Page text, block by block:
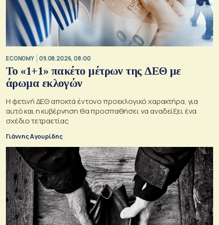
ECONOMY 09.08.2026, 08:00
Το «1+1» πακέτο μέτρων της ΔΕΘ με
άρωμα εκλογών
Η φετινή ΔΕΘ αποκτά έντονο προεκλογικό χαρακτήρα, για
αυτό και η κυβέρνηση θα προσπαθήσει να αναδείξει ένα
σχέδιο τετραετίας
Γιάννης Αγουρίδης